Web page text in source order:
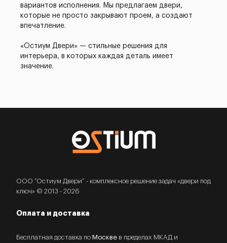
вариантов исполнения. Мы предлагаем двери,
которые не просто закрывают проем, а создают
впечатление.
«Остиум Двери» — стильные решения для
интерьера, в которых каждая деталь имеет
значение.
ООО “Остиум Двери” - комплексное решение задач «двери под
ключ» © 2013 - 2026
Оплата и доставка
Бесплатная доставка по Москве в пределах МКАД и